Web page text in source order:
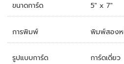
ขนาดการ์ด 5" x 7"
การพิมพ์ พิมพ์สองห
รูปแบบการ์ด การ์ดเดี่ยว